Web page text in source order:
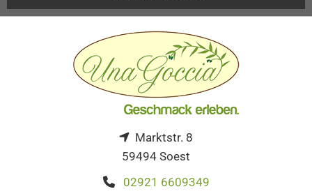
 Marktstr. 8
59494 Soest
 02921 6609349